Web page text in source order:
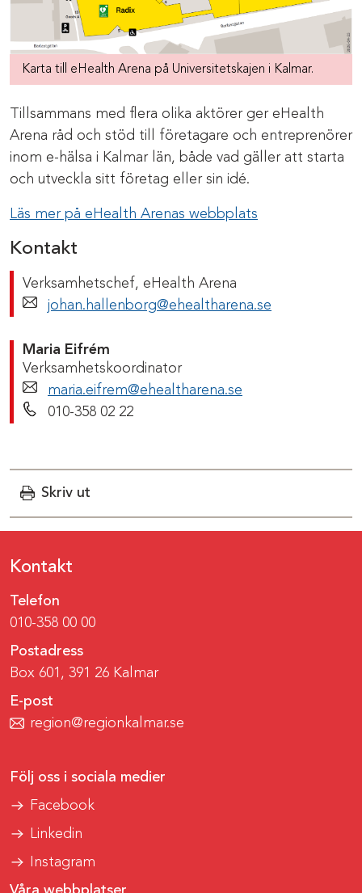
Karta till eHealth Arena på Universitetskajen i Kalmar.
Tillsammans med flera olika aktörer ger eHealth
Arena råd och stöd till företagare och entreprenörer
inom e-hälsa i Kalmar län, både vad gäller att starta
och utveckla sitt företag eller sin idé.
Läs mer på eHealth Arenas webbplats
Kontakt
Verksamhetschef, eHealth Arena
johan.hallenborg@ehealtharena.se
Maria Eifrém
Verksamhetskoordinator
maria.eifrem@ehealtharena.se
Telefonnummer
010-358 02 22
Skriv ut
Kontakt
Telefon
010-358 00 00
Postadress
Box 601, 391 26 Kalmar
E-post
region@regionkalmar.se
Följ oss i sociala medier
Facebook
Linkedin
Instagram